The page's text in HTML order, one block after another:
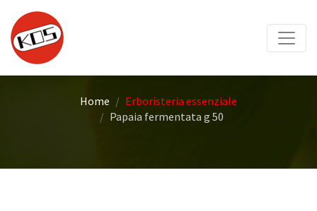
Home
Erboristeria essenziale
Papaia fermentata g 50